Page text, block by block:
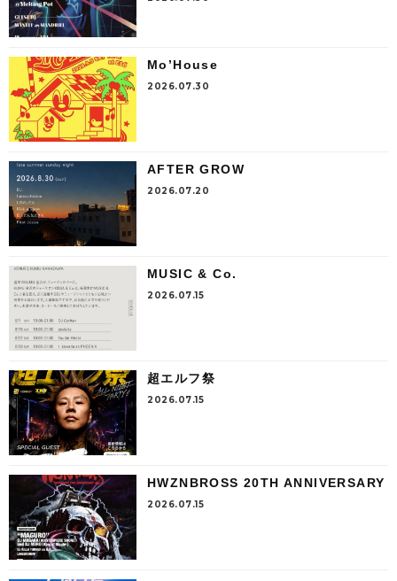
Mo’House
2026.07.30
AFTER GROW
2026.07.20
MUSIC & Co.
2026.07.15
超エルフ祭
2026.07.15
HWZNBROSS 20TH ANNIVERSARY
2026.07.15